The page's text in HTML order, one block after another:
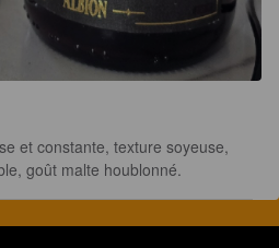
et constante, texture soyeuse,
goût malte houblonné.